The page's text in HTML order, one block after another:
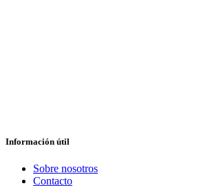
Información útil
Sobre nosotros
Contacto